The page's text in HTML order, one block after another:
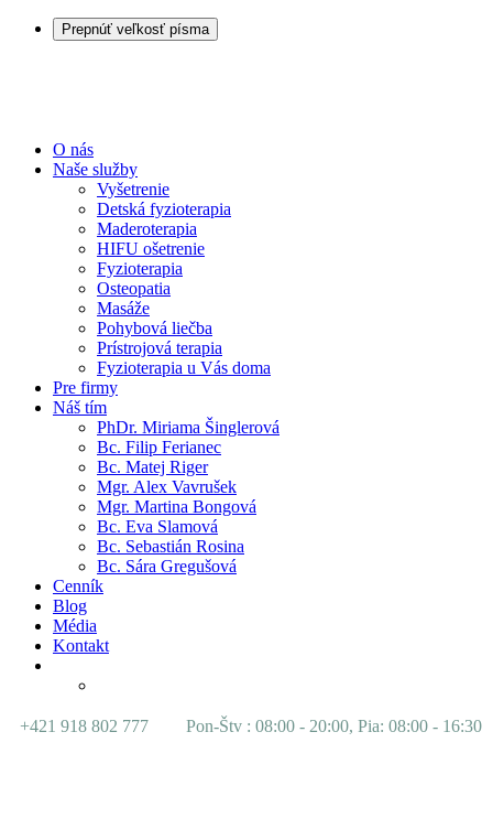
Prepnúť veľkosť písma
O nás
Naše služby
Vyšetrenie
Detská fyzioterapia
Maderoterapia
HIFU ošetrenie
Fyzioterapia
Osteopatia
Masáže
Pohybová liečba
Prístrojová terapia
Fyzioterapia u Vás doma
Pre firmy
Náš tím
PhDr. Miriama Šinglerová
Bc. Filip Ferianec
Bc. Matej Riger
Mgr. Alex Vavrušek
Mgr. Martina Bongová
Bc. Eva Slamová
Bc. Sebastián Rosina
Bc. Sára Gregušová
Cenník
Blog
Média
Kontakt
+421 918 802 777 Pon-Štv : 08:00 - 20:00, Pia: 08:00 - 16:30